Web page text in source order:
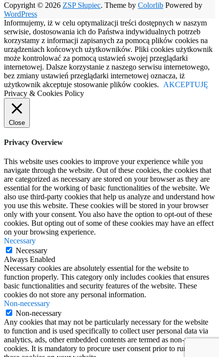
Copyright © 2026 ZSP Słupiec. Theme by Colorlib Powered by
WordPress
Informujemy, iż w celu optymalizacji treści dostępnych w naszym
serwisie, dostosowania ich do Państwa indywidualnych potrzeb
korzystamy z informacji zapisanych za pomocą plików cookies na
urządzeniach końcowych użytkowników. Pliki cookies użytkownik
może kontrolować za pomocą ustawień swojej przeglądarki
internetowej. Dalsze korzystanie z naszego serwisu internetowego,
bez zmiany ustawień przeglądarki internetowej oznacza, iż
użytkownik akceptuje stosowanie plików cookies.
AKCEPTUJĘ
Privacy & Cookies Policy
Close
Privacy Overview
This website uses cookies to improve your experience while you
navigate through the website. Out of these cookies, the cookies that
are categorized as necessary are stored on your browser as they are
essential for the working of basic functionalities of the website. We
also use third-party cookies that help us analyze and understand how
you use this website. These cookies will be stored in your browser
only with your consent. You also have the option to opt-out of these
cookies. But opting out of some of these cookies may have an effect
on your browsing experience.
Necessary
Necessary
Always Enabled
Necessary cookies are absolutely essential for the website to
function properly. This category only includes cookies that ensures
basic functionalities and security features of the website. These
cookies do not store any personal information.
Non-necessary
Non-necessary
Any cookies that may not be particularly necessary for the website
to function and is used specifically to collect user personal data via
analytics, ads, other embedded contents are termed as non-necessary
cookies. It is mandatory to procure user consent prior to running